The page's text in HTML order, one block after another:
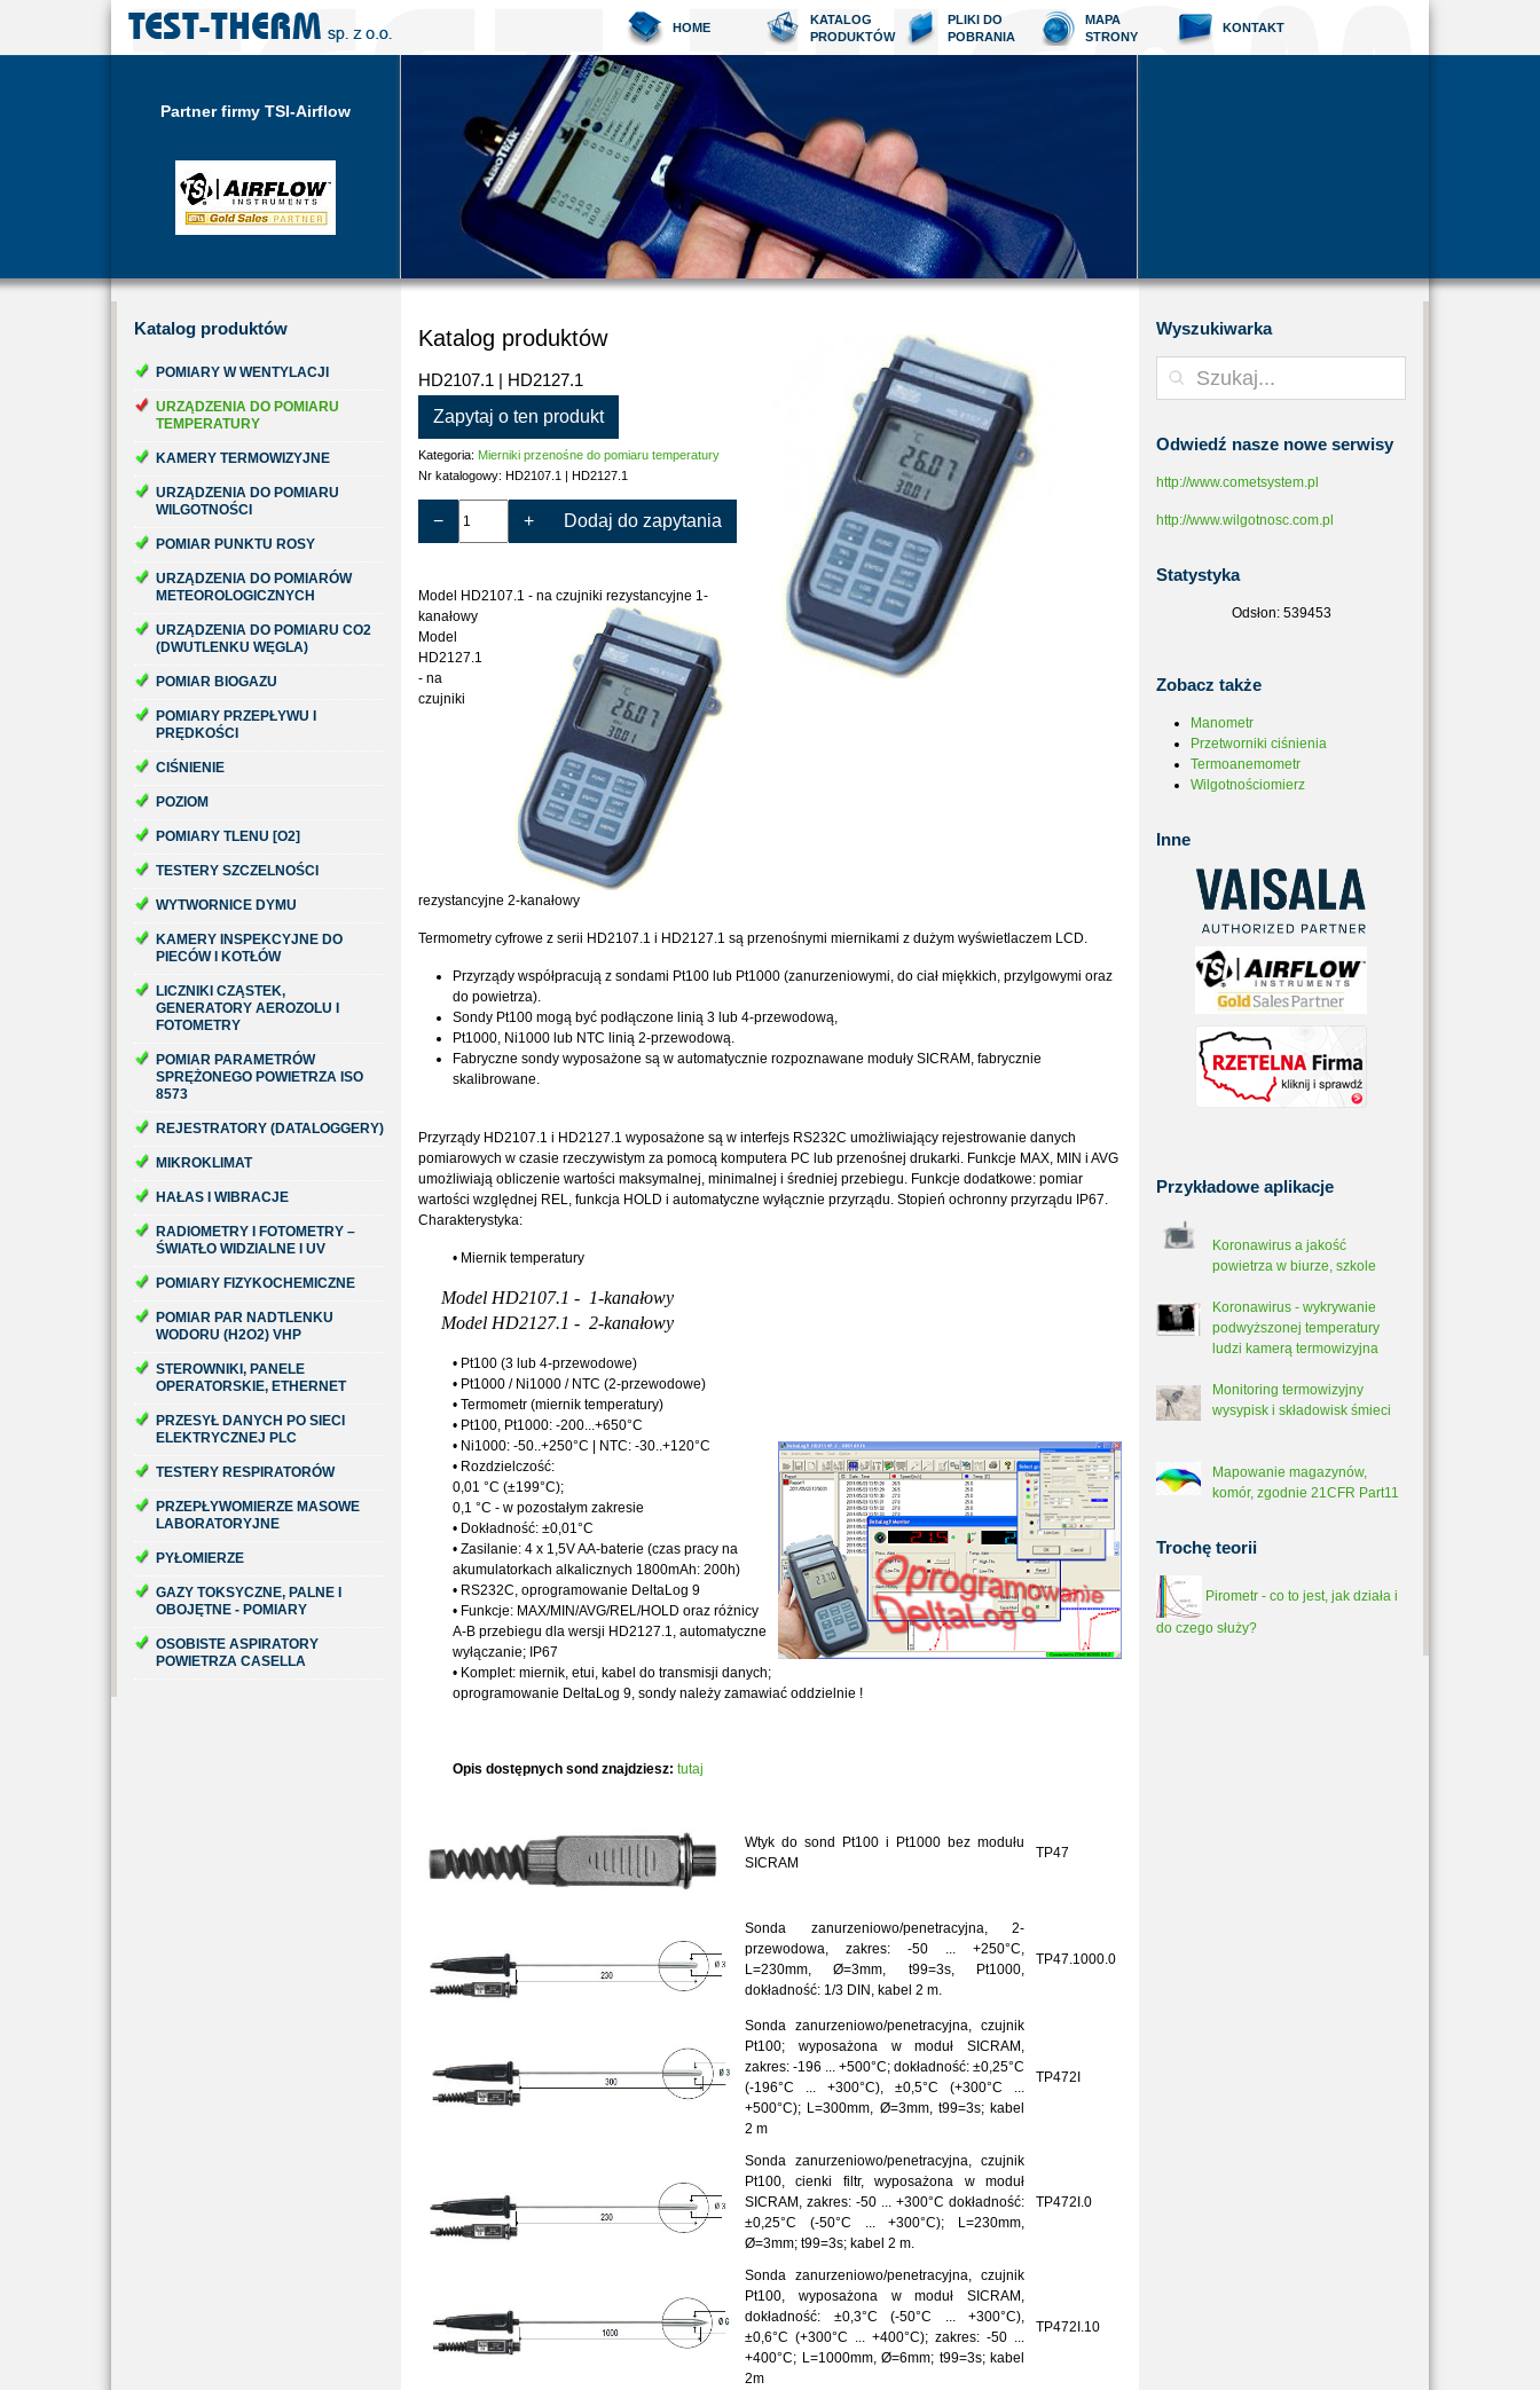
HOME
KATALOG
PRODUKTÓW
PLIKI DO
POBRANIA
MAPA
STRONY
KONTAKT
Partner firmy TSI-Airflow
Katalog produktów
HD2107.1 | HD2127.1
Zapytaj o ten produkt
Kategoria: Mierniki przenośne do pomiaru temperatury
Nr katalogowy: HD2107.1 | HD2127.1
− + Dodaj do zapytania
Model HD2107.1 - na czujniki rezystancyjne 1-
kanałowy
Model
HD2127.1
- na
czujniki
rezystancyjne 2-kanałowy
Termometry cyfrowe z serii HD2107.1 i HD2127.1 są przenośnymi miernikami z dużym wyświetlaczem LCD.
Przyrządy współpracują z sondami Pt100 lub Pt1000 (zanurzeniowymi, do ciał miękkich, przylgowymi oraz
do powietrza).
Sondy Pt100 mogą być podłączone linią 3 lub 4-przewodową,
Pt1000, Ni1000 lub NTC linią 2-przewodową.
Fabryczne sondy wyposażone są w automatycznie rozpoznawane moduły SICRAM, fabrycznie
skalibrowane.
Przyrządy HD2107.1 i HD2127.1 wyposażone są w interfejs RS232C umożliwiający rejestrowanie danych
pomiarowych w czasie rzeczywistym za pomocą komputera PC lub przenośnej drukarki. Funkcje MAX, MIN i AVG
umożliwiają obliczenie wartości maksymalnej, minimalnej i średniej przebiegu. Funkcje dodatkowe: pomiar
wartości względnej REL, funkcja HOLD i automatyczne wyłącznie przyrządu. Stopień ochronny przyrządu IP67.
Charakterystyka:
• Miernik temperatury
Model HD2107.1 - 1-kanałowy
Model HD2127.1 - 2-kanałowy
• Pt100 (3 lub 4-przewodowe)
• Pt1000 / Ni1000 / NTC (2-przewodowe)
• Termometr (miernik temperatury)
• Pt100, Pt1000: -200...+650°C
• Ni1000: -50..+250°C | NTC: -30..+120°C
• Rozdzielczość:
0,01 °C (±199°C);
0,1 °C - w pozostałym zakresie
• Dokładność: ±0,01°C
• Zasilanie: 4 x 1,5V AA-baterie (czas pracy na
akumulatorkach alkalicznych 1800mAh: 200h)
• RS232C, oprogramowanie DeltaLog 9
• Funkcje: MAX/MIN/AVG/REL/HOLD oraz różnicy
A-B przebiegu dla wersji HD2127.1, automatyczne
wyłączanie; IP67
• Komplet: miernik, etui, kabel do transmisji danych;
oprogramowanie DeltaLog 9, sondy należy zamawiać oddzielnie !
Opis dostępnych sond znajdziesz: tutaj
Wtyk do sond Pt100 i Pt1000 bez modułu
SICRAM
TP47
Sonda zanurzeniowo/penetracyjna, 2-
przewodowa, zakres: -50 ... +250°C,
L=230mm, Ø=3mm, t99=3s, Pt1000,
dokładność: 1/3 DIN, kabel 2 m.
TP47.1000.0
Sonda zanurzeniowo/penetracyjna, czujnik
Pt100; wyposażona w moduł SICRAM,
zakres: -196 ... +500°C; dokładność: ±0,25°C
(-196°C ... +300°C), ±0,5°C (+300°C ...
+500°C); L=300mm, Ø=3mm, t99=3s; kabel
2 m
TP472I
Sonda zanurzeniowo/penetracyjna, czujnik
Pt100, cienki filtr, wyposażona w moduł
SICRAM, zakres: -50 ... +300°C dokładność:
±0,25°C (-50°C ... +300°C); L=230mm,
Ø=3mm; t99=3s; kabel 2 m.
TP472I.0
Sonda zanurzeniowo/penetracyjna, czujnik
Pt100, wyposażona w moduł SICRAM,
dokładność: ±0,3°C (-50°C ... +300°C),
±0,6°C (+300°C ... +400°C); zakres: -50 ...
+400°C; L=1000mm, Ø=6mm; t99=3s; kabel
2m
TP472I.10
Katalog produktów
POMIARY W WENTYLACJI
URZĄDZENIA DO POMIARU
TEMPERATURY
KAMERY TERMOWIZYJNE
URZĄDZENIA DO POMIARU
WILGOTNOŚCI
POMIAR PUNKTU ROSY
URZĄDZENIA DO POMIARÓW
METEOROLOGICZNYCH
URZĄDZENIA DO POMIARU CO2
(DWUTLENKU WĘGLA)
POMIAR BIOGAZU
POMIARY PRZEPŁYWU I
PRĘDKOŚCI
CIŚNIENIE
POZIOM
POMIARY TLENU [O2]
TESTERY SZCZELNOŚCI
WYTWORNICE DYMU
KAMERY INSPEKCYJNE DO
PIECÓW I KOTŁÓW
LICZNIKI CZĄSTEK,
GENERATORY AEROZOLU I
FOTOMETRY
POMIAR PARAMETRÓW
SPRĘŻONEGO POWIETRZA ISO
8573
REJESTRATORY (DATALOGGERY)
MIKROKLIMAT
HAŁAS I WIBRACJE
RADIOMETRY I FOTOMETRY –
ŚWIATŁO WIDZIALNE I UV
POMIARY FIZYKOCHEMICZNE
POMIAR PAR NADTLENKU
WODORU (H2O2) VHP
STEROWNIKI, PANELE
OPERATORSKIE, ETHERNET
PRZESYŁ DANYCH PO SIECI
ELEKTRYCZNEJ PLC
TESTERY RESPIRATORÓW
PRZEPŁYWOMIERZE MASOWE
LABORATORYJNE
PYŁOMIERZE
GAZY TOKSYCZNE, PALNE I
OBOJĘTNE - POMIARY
OSOBISTE ASPIRATORY
POWIETRZA CASELLA
Wyszukiwarka
Odwiedź nasze nowe serwisy
http://www.cometsystem.pl
http://www.wilgotnosc.com.pl
Statystyka
Odsłon: 539453
Zobacz także
Manometr
Przetworniki ciśnienia
Termoanemometr
Wilgotnościomierz
Inne
Przykładowe aplikacje
Koronawirus a jakość
powietrza w biurze, szkole
Koronawirus - wykrywanie
podwyższonej temperatury
ludzi kamerą termowizyjna
Monitoring termowizyjny
wysypisk i składowisk śmieci
Mapowanie magazynów,
komór, zgodnie 21CFR Part11
Trochę teorii
Pirometr - co to jest, jak działa i
do czego służy?